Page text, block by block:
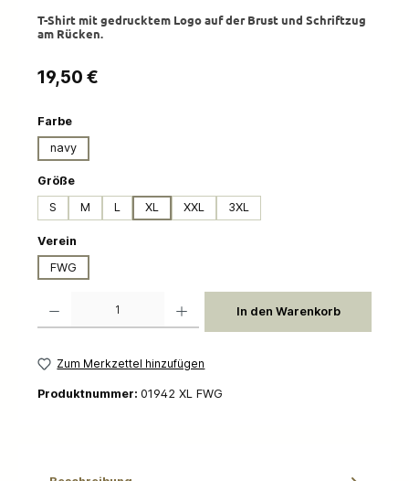
T-Shirt mit gedrucktem Logo auf der Brust und Schriftzug
am Rücken.
Regulärer Preis:
19,50 €
Farbeauswählen
navy
Größeauswählen
S
M L XL XXL 3XL
Verein
FWG
In den Warenkorb
Zum Merkzettel hinzufügen
Produktnummer: 01942 XL FWG